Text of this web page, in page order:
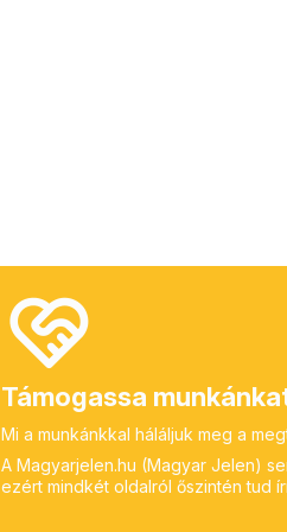
Támogassa
Mi a munkánkkal háláljuk meg a
A Magyarjelen.hu (Magyar Jelen)
ezért mindkét oldalról őszintén tud